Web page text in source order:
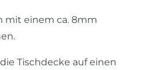
mit einem ca. 8mm
Tischdecke auf einen